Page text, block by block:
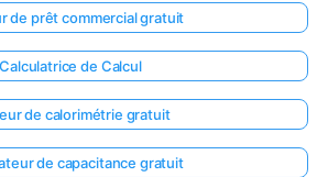
de prêt commercial gratuit
Calculatrice de Calcul
de calorimétrie gratuit
de capacitance gratuit